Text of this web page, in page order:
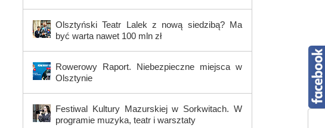
Olsztyński Teatr Lalek z nową siedzibą? Ma
być warta nawet 100 mln zł
Rowerowy Raport. Niebezpieczne miejsca w
Olsztynie
Festiwal Kultury Mazurskiej w Sorkwitach. W
programie muzyka, teatr i warsztaty